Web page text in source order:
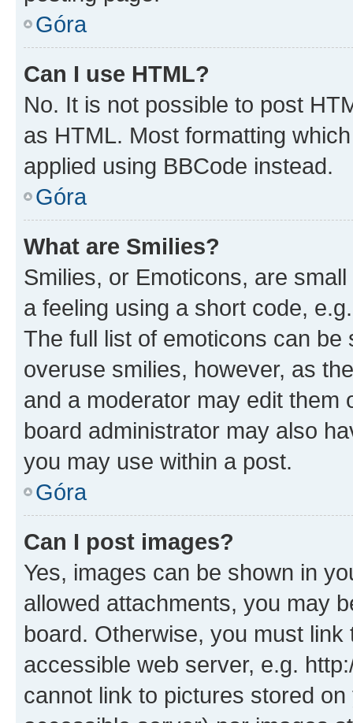
Góra
Can I use HTML?
No. It is not possible to post
as HTML. Most formatting
applied using BBCode instead.
Góra
What are Smilies?
Smilies, or Emoticons, are
a feeling using a short code,
The full list of emoticons can
overuse smilies, however, as
and a moderator may edit them
board administrator may also
you may use within a post.
Góra
Can I post images?
Yes, images can be shown in
allowed attachments, you may
board. Otherwise, you must
accessible web server, e.g.
cannot link to pictures stored